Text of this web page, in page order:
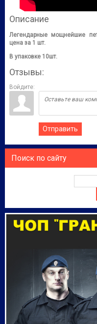
Описание
Легендарные мощнейшие
цена за 1 шт.
В упаковке 10шт.
Отзывы:
Войдите:
Отправить
Поиск по сайту